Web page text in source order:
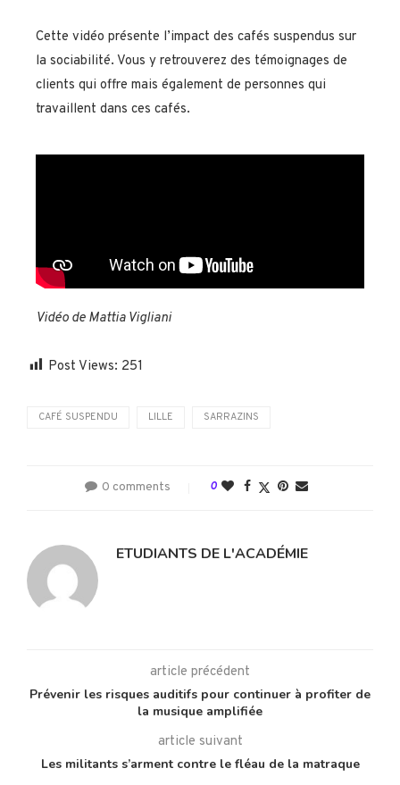
Cette vidéo présente l’impact des cafés suspendus sur
la sociabilité. Vous y retrouverez des témoignages de
clients qui offre mais également de personnes qui
travaillent dans ces cafés.
Vidéo de Mattia Vigliani
Post Views: 251
CAFÉ SUSPENDU LILLE SARRAZINS
0 comments 0
ETUDIANTS DE L'ACADÉMIE
article précédent
Prévenir les risques auditifs pour continuer à profiter de
la musique amplifiée
article suivant
Les militants s’arment contre le fléau de la matraque